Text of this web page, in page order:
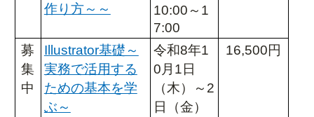
受講手続き
よくあるご質問
ガイドブック
メルマガ登録
作り方～～
10:00～1
7:00
募
集
中
Illustrator基礎～
実務で活用する
ための基本を学
ぶ～
令和8年1
0月1日
（木）～2
日（金）
16,500円